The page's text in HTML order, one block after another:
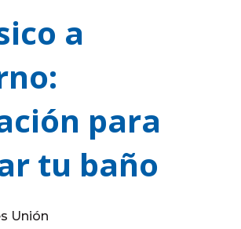
a
para
tu baño
Unión